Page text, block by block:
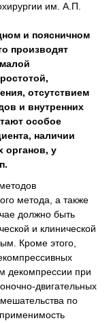
им. А.П.
и поясничном
производят
отсутствием
и внутренних
особое
наличии
органов, у
метода, а также
должно быть
и клинической
Кроме этого,
декомпрессии при
двигательных
по